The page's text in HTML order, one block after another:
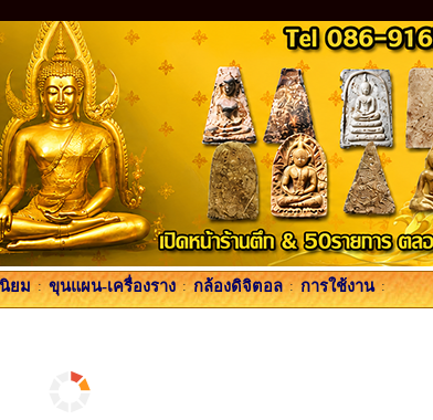
ยม : ขุนแผน-เครื่องราง : กล้องดิจิตอล : การใช้งาน :